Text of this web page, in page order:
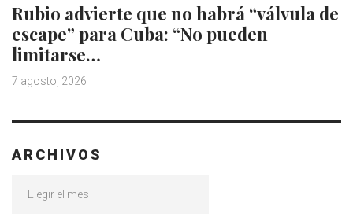
Rubio advierte que no habrá “válvula de
escape” para Cuba: “No pueden
limitarse…
7 agosto, 2026
ARCHIVOS